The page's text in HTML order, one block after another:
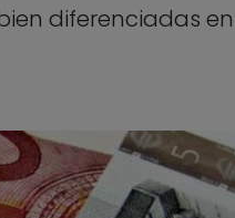
diferenciadas